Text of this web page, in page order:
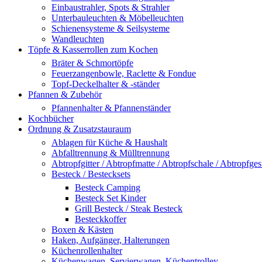
Einbaustrahler, Spots & Strahler
Unterbauleuchten & Möbelleuchten
Schienensysteme & Seilsysteme
Wandleuchten
Töpfe & Kasserrollen zum Kochen
Bräter & Schmortöpfe
Feuerzangenbowle, Raclette & Fondue
Topf-Deckelhalter & -ständer
Pfannen & Zubehör
Pfannenhalter & Pfannenständer
Kochbücher
Ordnung & Zusatzstauraum
Ablagen für Küche & Haushalt
Abfalltrennung & Mülltrennung
Abtropfgitter / Abtropfmatte / Abtropfschale /
Besteck / Bestecksets
Besteck Camping
Besteck Set Kinder
Grill Besteck / Steak Besteck
Besteckkoffer
Boxen & Kästen
Haken, Aufgänger, Halterungen
Küchenrollenhalter